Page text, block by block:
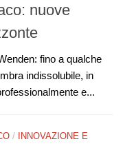
nuove
fino a qualche
indissolubile, in
e...
/
INNOVAZIONE E